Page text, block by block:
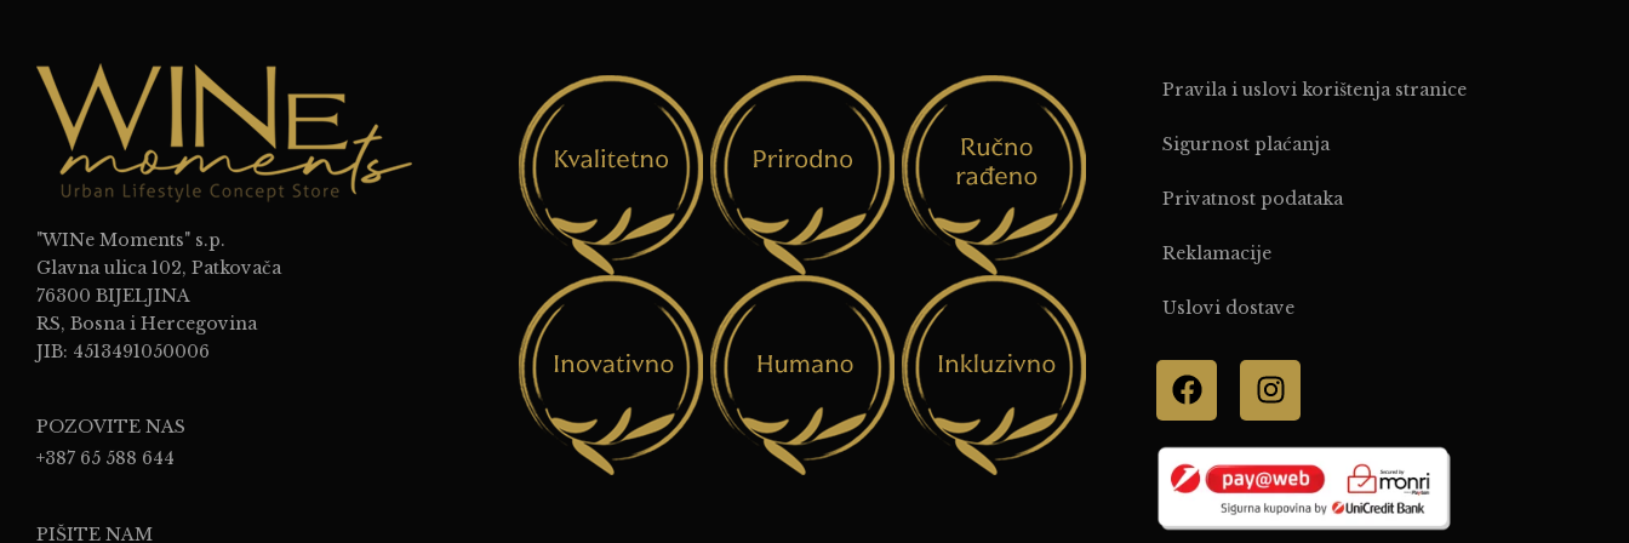
"WINe Moments" s.p.
Glavna ulica 102, Patkovača
76300 BIJELJINA
RS, Bosna i Hercegovina
JIB: 4513491050006
POZOVITE NAS
+387 65 588 644
PIŠITE NAM
Pravila i uslovi korištenja stranice
Sigurnost plaćanja
Privatnost podataka
Reklamacije
Uslovi dostave